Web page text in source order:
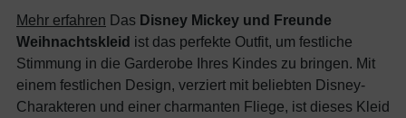
Mehr erfahren Das Disney Mickey und Freunde
Weihnachtskleid ist das perfekte Outfit, um festliche
Stimmung in die Garderobe Ihres Kindes zu bringen. Mit
einem festlichen Design, verziert mit beliebten Disney-
Charakteren und einer charmanten Fliege, ist dieses Kleid